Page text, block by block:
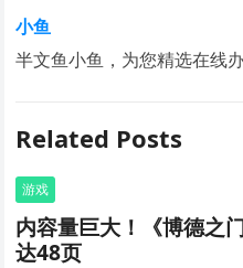
小鱼
半文鱼小鱼，为您精选在线
Related Posts
游戏
内容量巨大！《博德之
达48页